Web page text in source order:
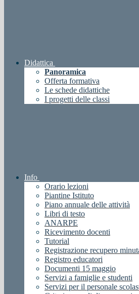
Didattica
Panoramica
Offerta formativa
Le schede didattiche
I progetti delle classi
Info
Orario lezioni
Piantine Istituto
Piano annuale delle attività
Libri di testo
ANARPE
Ricevimento docenti
Tutorial
Registrazione recupero
Registro educatori
Documenti 15 maggio
Servizi a famiglie e studenti
Servizi per il personale